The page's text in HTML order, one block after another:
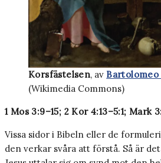
Korsfästelsen, av Bartolomeo
(Wikimedia Commons)
1 Mos 3:9–15; 2 Kor 4:13–5:1; Mark
Vissa sidor i Bibeln eller de
den verkar svåra att förstå. Så är